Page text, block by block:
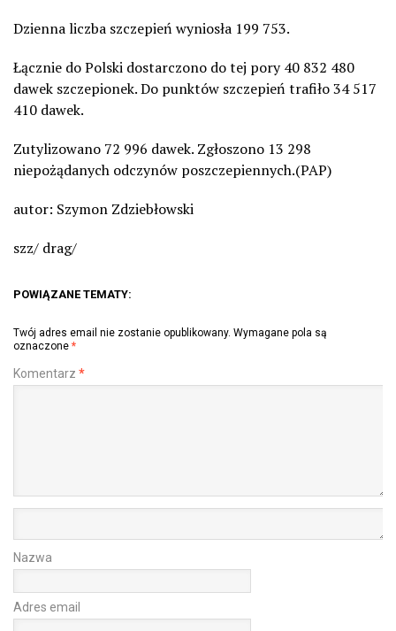
Dzienna liczba szczepień wyniosła 199 753.
Łącznie do Polski dostarczono do tej pory 40 832 480
dawek szczepionek. Do punktów szczepień trafiło 34 517
410 dawek.
Zutylizowano 72 996 dawek. Zgłoszono 13 298
niepożądanych odczynów poszczepiennych.(PAP)
autor: Szymon Zdziebłowski
szz/ drag/
POWIĄZANE TEMATY:
Twój adres email nie zostanie opublikowany. Wymagane pola są
oznaczone *
Komentarz *
Nazwa
Adres email